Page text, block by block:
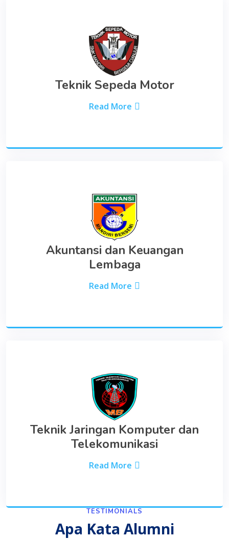
Teknik Sepeda Motor
Read More
Akuntansi dan Keuangan
Lembaga
Read More
Teknik Jaringan Komputer dan
Telekomunikasi
Read More
TESTIMONIALS
Apa Kata Alumni